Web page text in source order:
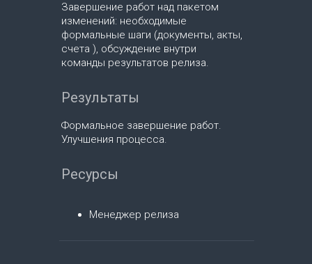
Завершение работ над пакетом
изменений: необходимые
формальные шаги (документы, акты,
счета ), обсуждение внутри
команды результатов релиза.
Результаты
Формальное завершение работ.
Улучшения процесса.
Ресурсы
Менеджер релиза